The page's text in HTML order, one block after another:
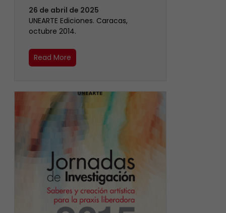
26 de abril de 2025
UNEARTE Ediciones. Caracas,
octubre 2014.
Read More